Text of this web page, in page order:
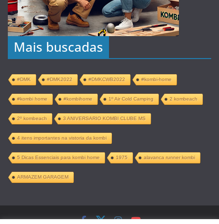
Mais buscadas
#DMK #DMK2022 #DMKCWB2022 #kombi-home
#kombi home #kombihome 1º Air Cold Camping 2 kombeach
2º kombeach 3 ANIVERSARIO KOMBI CLUBE MS
4 itens importantes na vistoria da kombi
5 Dicas Essenciais para kombi home 1975 alavanca runner kombi
ARMAZEM GARAGEM